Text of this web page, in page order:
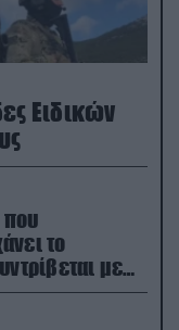
Ειδικών
που
το
με